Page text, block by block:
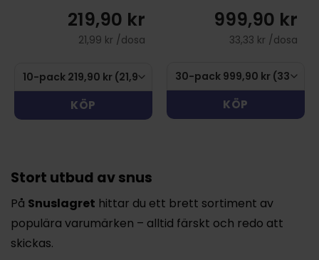
219,90 kr
21,99 kr /dosa
KÖP
999,90 kr
33,33 kr /dosa
KÖP
Stort utbud av snus
På Snuslagret hittar du ett brett sortiment av
populära varumärken – alltid färskt och redo att
skickas.